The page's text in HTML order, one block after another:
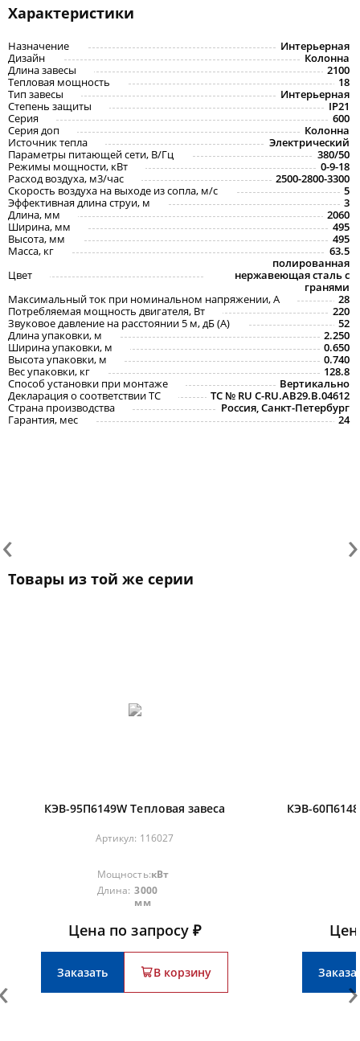
Характеристики
Назначение
Интерьерная
Дизайн
Колонна
Длина завесы
2100
Тепловая мощность
18
Тип завесы
Интерьерная
Степень защиты
IP21
Серия
600
Серия доп
Колонна
Источник тепла
Электрический
Параметры питающей сети, В/Гц
380/50
Режимы мощности, кВт
0-9-18
Расход воздуха, м3/час
2500-2800-3300
Скорость воздуха на выходе из сопла, м/с
5
Эффективная длина струи, м
3
Длина, мм
2060
Ширина, мм
495
Высота, мм
495
Масса, кг
63.5
Цвет
полированная
нержавеющая сталь с
гранями
Максимальный ток при номинальном напряжении, A
28
Потребляемая мощность двигателя, Вт
220
Звуковое давление на расстоянии 5 м, дБ (A)
52
Длина упаковки, м
2.250
Ширина упаковки, м
0.650
Высота упаковки, м
0.740
Вес упаковки, кг
128.8
Способ установки при монтаже
Вертикально
Декларация о соответствии ТС
ТС № RU С-RU.АB29.B.04612
Страна производства
Россия, Санкт-Петербург
Гарантия, мес
24
Товары из той же серии
‹ ›
КЭВ-95П6149W Тепловая завеса
Артикул: 116027
Мощность:кВт
Длина: 3000
мм
Цена по запросу ₽
Заказать В корзину
КЭВ-
›